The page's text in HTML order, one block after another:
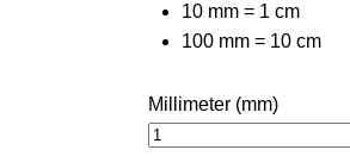
10 mm = 1 cm
100 mm = 10 cm
Millimeter (mm)